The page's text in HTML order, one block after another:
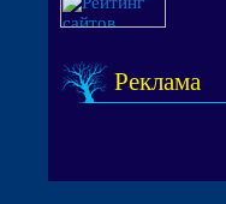
Реклама